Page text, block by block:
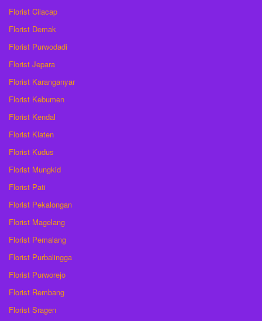
Florist Cilacap
Florist Demak
Florist Purwodadi
Florist Jepara
Florist Karanganyar
Florist Kebumen
Florist Kendal
Florist Klaten
Florist Kudus
Florist Mungkid
Florist Pati
Florist Pekalongan
Florist Magelang
Florist Pemalang
Florist Purbalingga
Florist Purworejo
Florist Rembang
Florist Sragen